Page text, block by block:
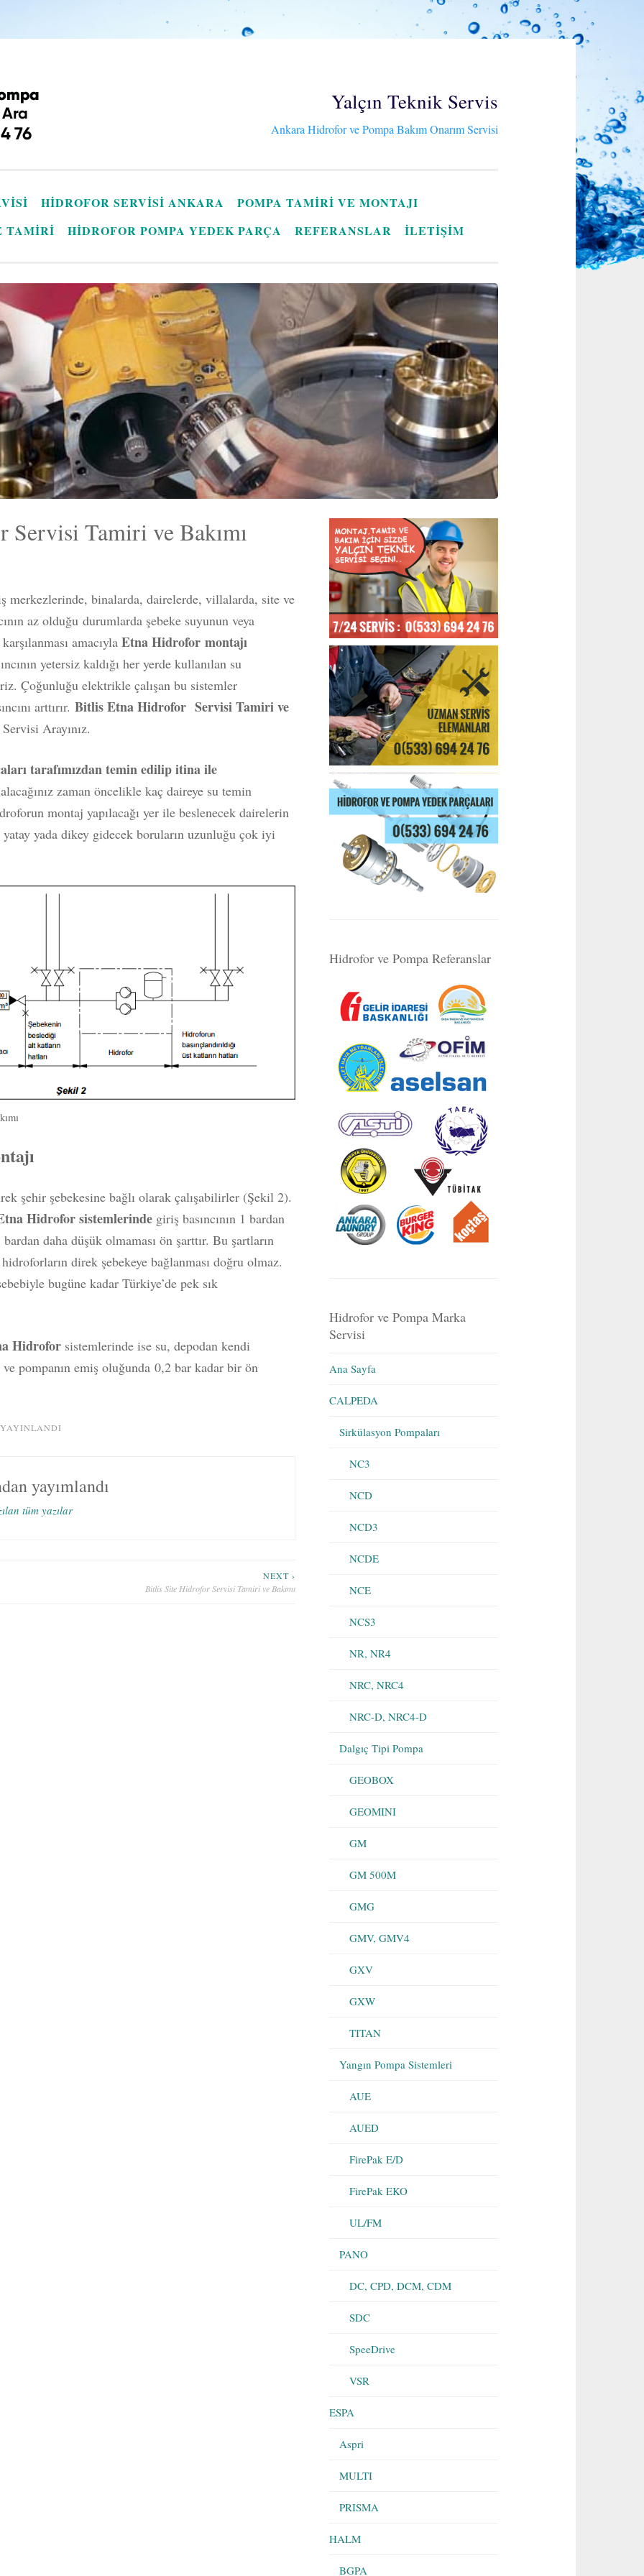
Yalçın Teknik Servis
Ankara Hidrofor ve Pompa Bakım Onarım Servisi
HIDROFOR SERVISI ANKARA
POMPA TAMIRI VE MONTAJI
TAMIRI
HIDROFOR POMPA YEDEK PARÇA REFERANSLAR İLETİŞİM
Tamiri ve Bakımı
merkezlerinde, binalarda, dairelerde, villalarda, site ve
az olduğu durumlarda şebeke suyunun veya
amacıylaEtna Hidrofor montajı
yetersiz kaldığı her yerde kullanılan su
Çoğunluğu elektrikle çalışan bu sistemler
arttırır. Bitlis Etna Hidrofor Servisi Tamiri ve
Arayınız.
tarafımızdan temin edilip itina ile
alacağınız zaman öncelikle kaç daireye su temin
montaj yapılacağı yer ile beslenecek dairelerin
yatay yada dikey gidecek boruların uzunluğu çok iyi
şehir şebekesine bağlı olarak çalışabilirler (Şekil 2).
Hidrofor sistemlerindegiriş basıncının 1 bardan
daha düşük olmaması ön şarttır. Bu şartların
direk şebekeye bağlanması doğru olmaz.
bugüne kadar Türkiye’de pek sık
Hidroforsistemlerinde ise su, depodan kendi
ve pompanın emiş oluğunda 0,2 bar kadar bir ön
yayımlandı
tüm yazılar
NEXT ›
Bitlis Site Hidrofor Servisi Tamiri ve Bakımı
Hidrofor ve Pompa Referanslar
Hidrofor ve Pompa Marka
Servisi
Ana Sayfa
CALPEDA
Sirkülasyon Pompaları
NC3
NCD
NCD3
NCDE
NCE
NCS3
NR, NR4
NRC, NRC4
NRC-D, NRC4-D
Dalgıç Tipi Pompa
GEOBOX
GEOMINI
GM
GM 500M
GMG
GMV, GMV4
GXV
GXW
TITAN
Yangın Pompa Sistemleri
AUE
AUED
FirePak E/D
FirePak EKO
UL/FM
PANO
DC, CPD, DCM, CDM
SDC
SpeeDrive
VSR
ESPA
Aspri
MULTI
PRISMA
HALM
BGPA